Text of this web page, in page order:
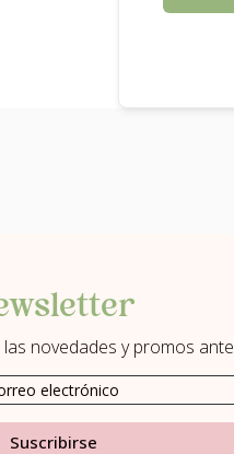
novedades y promos
Suscribirse